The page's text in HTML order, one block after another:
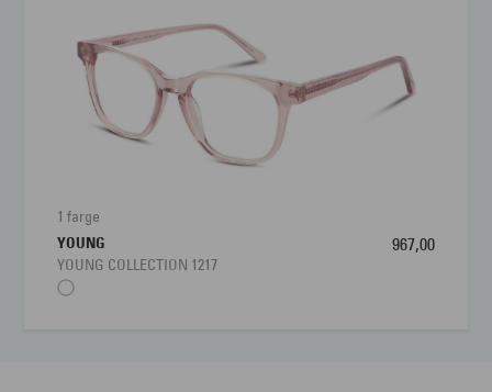
1 farge
YOUNG
YOUNG COLLECTION 1217
967,00